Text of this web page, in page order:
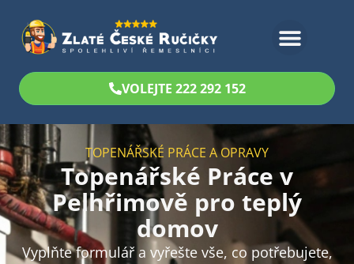
VOLEJTE 222 292 152
TOPENÁŘSKÉ PRÁCE A OPRAVY
Topenářské Práce v
Pelhřimově pro teplý
domov
Vyplňte formulář a vyřešte vše, co potřebujete,